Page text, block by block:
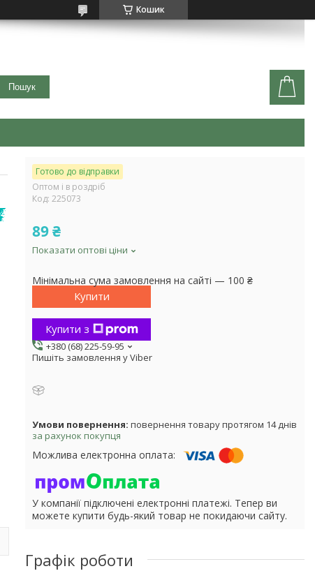
Кошик
Пошук
Готово до відправки
Оптом і в роздріб
Код: 225073
89 ₴
Показати оптові ціни
Мінімальна сума замовлення на сайті — 100 ₴
Купити
Купити з
+380 (68) 225-59-95
Пишіть замовлення у Viber
повернення товару протягом 14 днів
за рахунок покупця
У компанії підключені електронні платежі. Тепер ви
можете купити будь-який товар не покидаючи сайту.
Графік роботи